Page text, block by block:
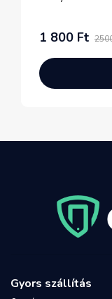
1 800 Ft
Gyors szállítás